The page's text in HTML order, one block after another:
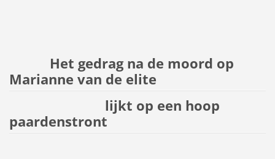
Het gedrag na de moord op
Marianne van de elite
lijkt op een hoop
paardenstront